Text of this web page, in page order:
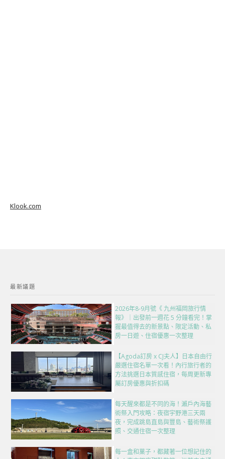
Klook.com
最新議題
2026年8-9月號《 九州福岡旅行情
報》｜出發前一週花 5 分鐘看完！掌
握最值得去的新景點、限定活動、私
房一日遊、住宿優惠一次整理
【Agoda訂房 x CJ夫人】日本自由行
嚴選住宿名單一次看！內行旅行者的
方法挑選日本質感住宿，每周更新專
屬訂房優惠與折扣碼
每天醒來都是不同的海！瀨戶內海藝
術祭入門攻略：夜宿宇野港三天兩
夜，完成跳島直島與豐島、藝術祭護
照、交通住宿一次整理
每一盒和菓子，都藏著一位想記住的